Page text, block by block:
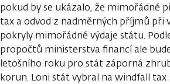
pokud by se ukázalo, že mimořádné
tax a odvod z nadměrných příjmů při
pokryly mimořádné výdaje státu.
propočtů ministerstva financí ale
letošního roku pro stát záporná
korun. Loni stát vybral na windfall tax